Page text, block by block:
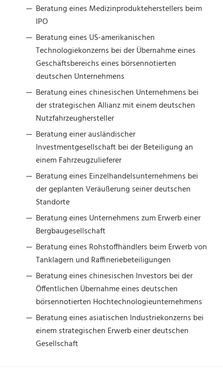
Beratung eines Medizinprodukteherstellers beim
IPO
Beratung eines US-amerikanischen
Technologiekonzerns bei der Übernahme eines
Geschäftsbereichs eines börsennotierten
deutschen Unternehmens
Beratung eines chinesischen Unternehmens bei
der strategischen Allianz mit einem deutschen
Nutzfahrzeughersteller
Beratung einer ausländischer
Investmentgesellschaft bei der Beteiligung an
einem Fahrzeugzulieferer
Beratung eines Einzelhandelsunternehmens bei
der geplanten Veräußerung seiner deutschen
Standorte
Beratung eines Unternehmens zum Erwerb einer
Bergbaugesellschaft
Beratung eines Rohstoffhändlers beim Erwerb von
Tanklagern und Raffineriebeteiligungen
Beratung eines chinesischen Investors bei der
Öffentlichen Übernahme eines deutschen
börsennotierten Hochtechnologieunternehmens
Beratung eines asiatischen Industriekonzerns bei
einem strategischen Erwerb einer deutschen
Gesellschaft